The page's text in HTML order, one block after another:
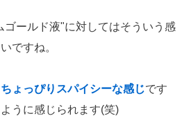
ゴールド液"に対してはそういう感
ですね。
ちょっぴりスパイシーな感じです
うに感じられます(笑)